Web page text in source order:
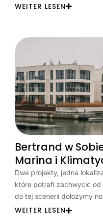
WEITER LESEN
Bertrand w
Marina i
Dwa projekty, jedna
które potrafi zachwycić
do tej scenerii dołożymy
WEITER LESEN